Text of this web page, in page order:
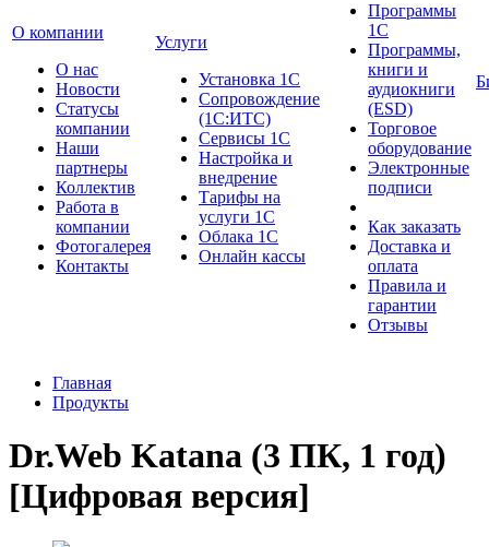
О компании
О нас
Новости
Cтатусы
компании
Наши
партнеры
Коллектив
Работа в
компании
Фотогалерея
Контакты
Услуги
Установка 1С
Сопровождение
(1С:ИТС)
Сервисы 1С
Настройка и
внедрение
Тарифы на
услуги 1С
Облака 1С
Онлайн кассы
Программы
1С
Программы,
книги и
аудиокниги
(ESD)
Торговое
оборудование
Электронные
подписи
Как заказать
Доставка и
оплата
Правила и
гарантии
Отзывы
Главная
Продукты
Dr.Web Katana (3 ПК, 1 год)
[Цифровая версия]